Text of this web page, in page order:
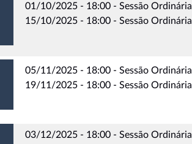
01/10/2025 - 18:00 - Sessão Ordinária
15/10/2025 - 18:00 - Sessão Ordinária
05/11/2025 - 18:00 - Sessão Ordinária
19/11/2025 - 18:00 - Sessão Ordinária
03/12/2025 - 18:00 - Sessão Ordinária